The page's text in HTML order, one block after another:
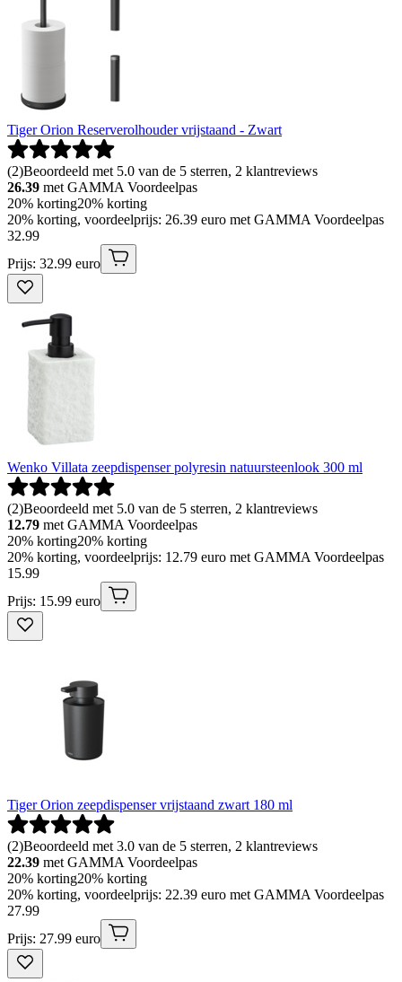
Tiger Orion Reserverolhouder vrijstaand - Zwart
(2)Beoordeeld met 5.0 van de 5 sterren, 2 klantreviews
26.39 met GAMMA Voordeelpas
20% korting20% korting
20% korting, voordeelprijs: 26.39 euro met GAMMA Voordeelpas
32.99
Prijs: 32.99 euro
Wenko Villata zeepdispenser polyresin natuursteenlook 300 ml
(2)Beoordeeld met 5.0 van de 5 sterren, 2 klantreviews
12.79 met GAMMA Voordeelpas
20% korting20% korting
20% korting, voordeelprijs: 12.79 euro met GAMMA Voordeelpas
15.99
Prijs: 15.99 euro
Tiger Orion zeepdispenser vrijstaand zwart 180 ml
(2)Beoordeeld met 3.0 van de 5 sterren, 2 klantreviews
22.39 met GAMMA Voordeelpas
20% korting20% korting
20% korting, voordeelprijs: 22.39 euro met GAMMA Voordeelpas
27.99
Prijs: 27.99 euro